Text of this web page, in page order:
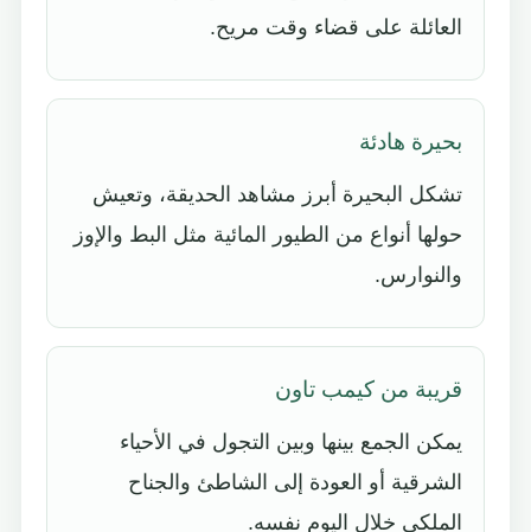
العائلة على قضاء وقت مريح.
بحيرة هادئة
تشكل البحيرة أبرز مشاهد الحديقة، وتعيش
حولها أنواع من الطيور المائية مثل البط والإوز
والنوارس.
قريبة من كيمب تاون
يمكن الجمع بينها وبين التجول في الأحياء
الشرقية أو العودة إلى الشاطئ والجناح
الملكي خلال اليوم نفسه.